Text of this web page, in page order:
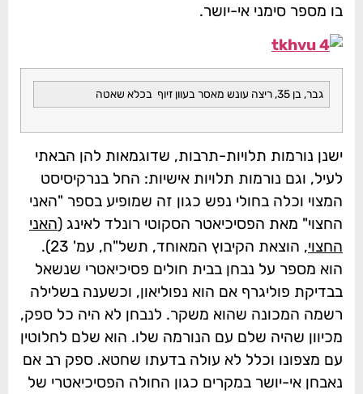
בו מספר סימני אי-יושר.
גבר, בן 35, ריצה עונש מאסר בעוון זיוף בכלא שאטה
ישנן נורמות תלויות-תרבות, שדוגמאות להן הבאתי
לעיל, וגם נורמות תלויות אישיות: החל בנרקיסיסט
המצוי וכלה בחולי נפש כגון זה שמופיע בספר "האני
החצוי" מאת הפסיכיאטר הסקוטי רונלד לאינג (האני
החצוי
, הוצאת הקיבוץ המאוחד, תשל"ח, עמ' 23).
הוא מספר על נבחן בבית חולים פסיכיאטרי שנשאל
בבדיקת פוליגרף אם הוא נפוליאון, וכשענה בשלילה
רשמה המכונה שהוא משקר. לנבחן לא היה כל ספק,
מכיוון שהיה שלם עם הנורמה שלו. הוא שלם לחלוטין
עם מצפונו וכלל לא עולה בדעתו שחטא. ספק רב אם
נאבחן אי-יושר במקרים כגון החולה הפסיכיאטרי של